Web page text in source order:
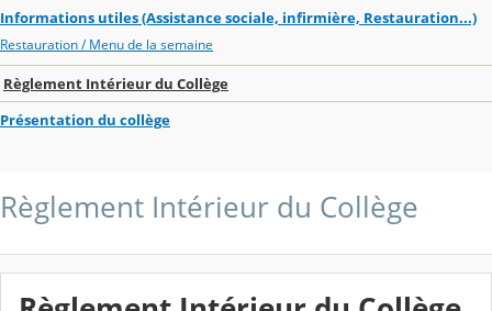
Informations utiles (Assistance sociale, infirmière, Restauration...)
Restauration / Menu de la semaine
Règlement Intérieur du Collège
Présentation du collège
Règlement Intérieur du Collège